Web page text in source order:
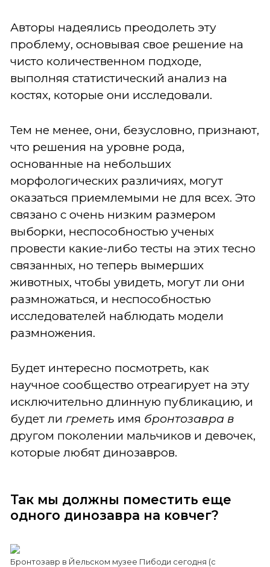
Авторы надеялись преодолеть эту
проблему, основывая свое решение на
чисто количественном подходе,
выполняя статистический анализ на
костях, которые они исследовали.
Тем не менее, они, безусловно, признают,
что решения на уровне рода,
основанные на небольших
морфологических различиях, могут
оказаться приемлемыми не для всех. Это
связано с очень низким размером
выборки, неспособностью ученых
провести какие-либо тесты на этих тесно
связанных, но теперь вымерших
животных, чтобы увидеть, могут ли они
размножаться, и неспособностью
исследователей наблюдать модели
размножения.
Будет интересно посмотреть, как
научное сообщество отреагирует на эту
исключительно длинную публикацию, и
будет ли греметь имя бронтозавра в
другом поколении мальчиков и девочек,
которые любят динозавров.
Так мы должны поместить еще
одного динозавра на ковчег?
Бронтозавр в Йельском музее Пибоди сегодня (с